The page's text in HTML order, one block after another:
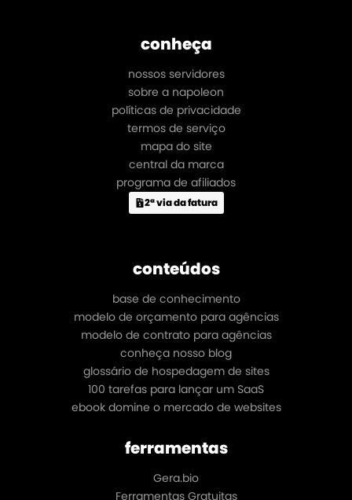
conheça
nossos servidores
sobre a napoleon
políticas de privacidade
termos de serviço
mapa do site
central da marca
programa de afiliados
2ª via da fatura
conteúdos
base de conhecimento
modelo de orçamento para agências
modelo de contrato para agências
conheça nosso blog
glossário de hospedagem de sites
100 tarefas para lançar um SaaS
ebook domine o mercado de websites
ferramentas
Gera.bio
Ferramentas Gratuitas